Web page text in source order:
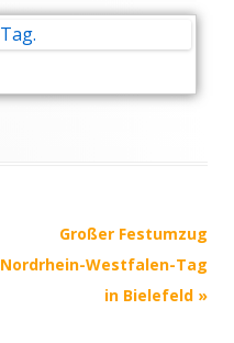
Großer Festumzug
Nordrhein-Westfalen-Tag
in Bielefeld »